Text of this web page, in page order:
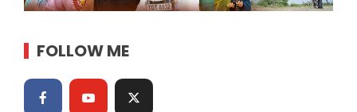
FOLLOW ME